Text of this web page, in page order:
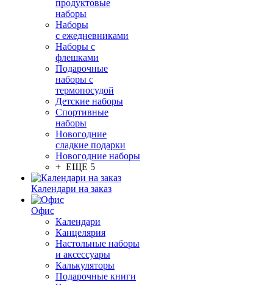
продуктовые
наборы
Наборы
с ежедневниками
Наборы с
флешками
Подарочные
наборы с
термопосудой
Детские наборы
Спортивные
наборы
Новогодние
сладкие подарки
Новогодние наборы
+ ЕЩЕ 5
Календари на заказ
Офис
Календари
Канцелярия
Настольные наборы
и аксессуары
Калькуляторы
Подарочные книги